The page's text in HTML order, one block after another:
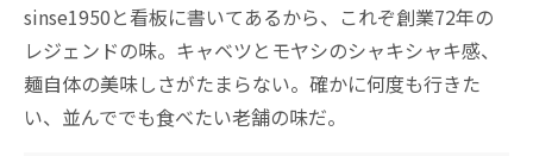
sinse1950と看板に書いてあるから、これぞ創業72年の
レジェンドの味。キャベツとモヤシのシャキシャキ感、
麺自体の美味しさがたまらない。確かに何度も行きた
い、並んででも食べたい老舗の味だ。